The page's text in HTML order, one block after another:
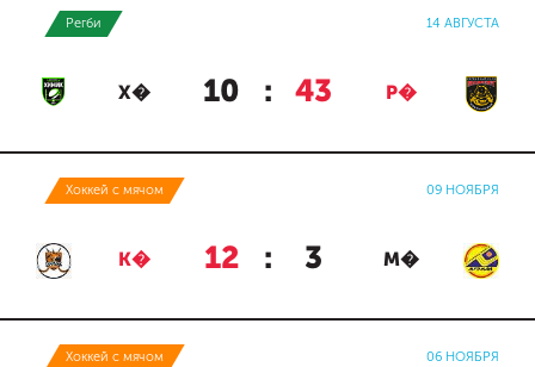
Регби 14 АВГУСТА
Х� 10 : 43 Р�
Хоккей с мячом 09 НОЯБРЯ
К� 12 : 3 М�
Хоккей с мячом 06 НОЯБРЯ